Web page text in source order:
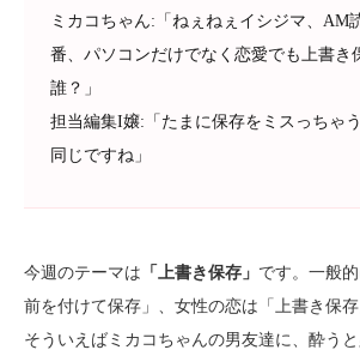
ミカコちゃん:「ねぇねぇイシジマ、AM
番、パソコンだけでなく恋愛でも上書き
誰？」
担当編集I嬢:「たまに保存をミスっちゃ
同じですね」
今週のテーマは 「上書き保存」 です。一般
前を付けて保存」、女性の恋は「上書き保存
そういえばミカコちゃんの男友達に、酔う